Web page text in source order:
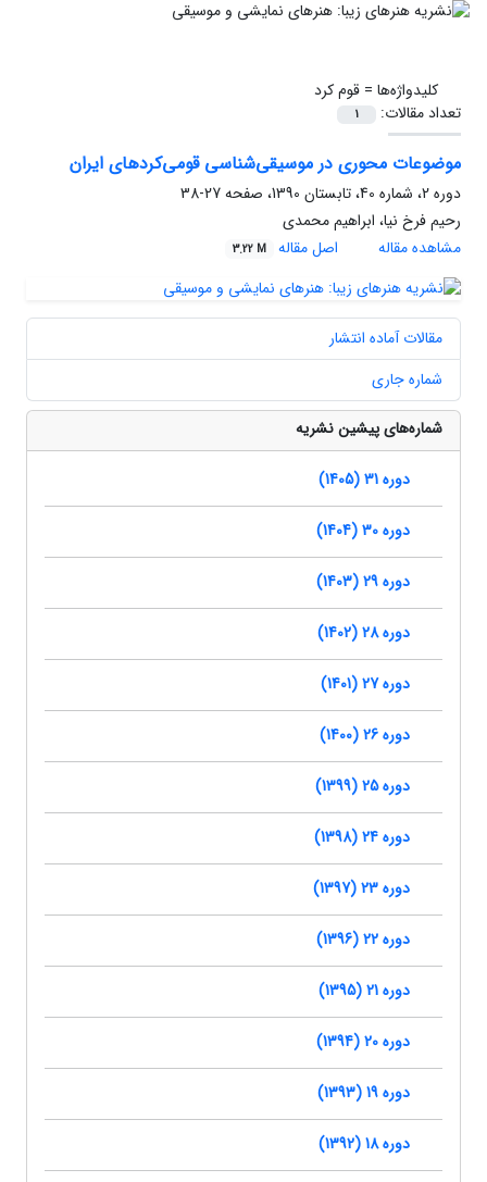
کلیدواژه‌ها =قوم کرد
تعداد مقالات:
1
‌موضوعات محوری در موسیقی‌شناسی قومی‌کردهای ایران
دوره 2، شماره 40، تابستان 1390، صفحه
27-38
رحیم فرخ نیا، ابراهیم محمدی
مشاهده مقاله
اصل مقاله 3.22 M
مقالات آماده انتشار
شماره جاری
شماره‌های پیشین نشریه
دوره 31 (1405)
دوره 30 (1404)
دوره 29 (1403)
دوره 28 (1402)
دوره 27 (1401)
دوره 26 (1400)
دوره 25 (1399)
دوره 24 (1398)
دوره 23 (1397)
دوره 22 (1396)
دوره 21 (1395)
دوره 20 (1394)
دوره 19 (1393)
دوره 18 (1392)